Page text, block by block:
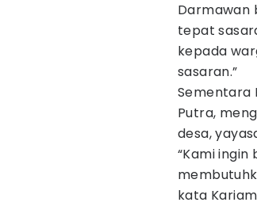
Darmawan
tepat
kepada
sasaran.”
Sementara
Putra,
desa,
“Kami
kata